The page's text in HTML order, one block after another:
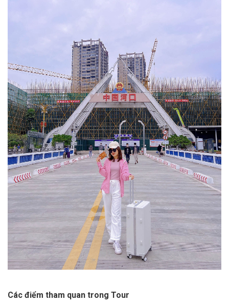
Các điểm tham quan trong Tour